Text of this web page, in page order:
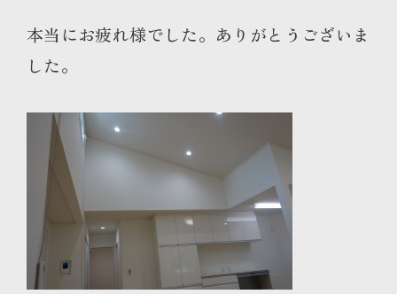
本当にお疲れ様でした。ありがとうございま
した。